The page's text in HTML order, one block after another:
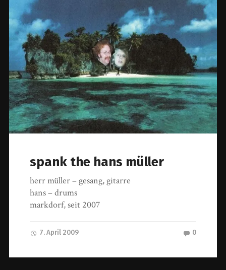
spank the hans müller
herr müller – gesang, gitarre
hans – drums
markdorf, seit 2007
7. April 2009 0